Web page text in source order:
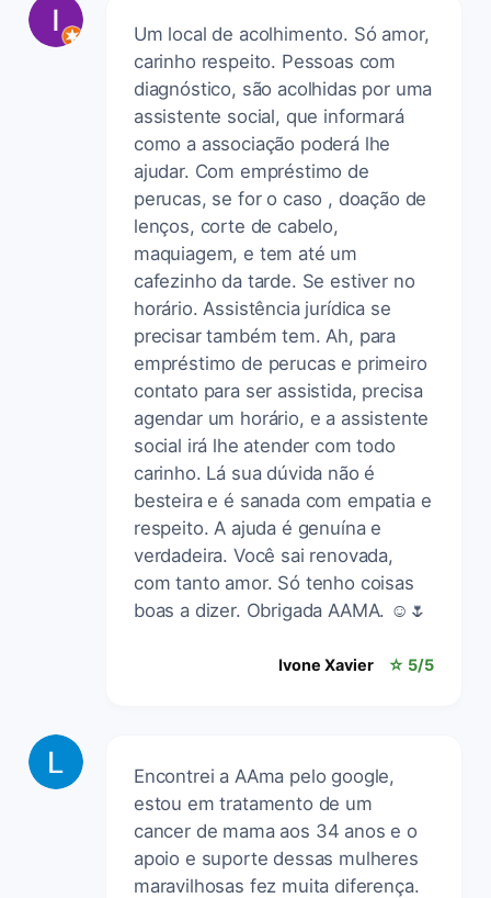
Um local de acolhimento. Só amor,
carinho respeito. Pessoas com
diagnóstico, são acolhidas por uma
assistente social, que informará
como a associação poderá lhe
ajudar. Com empréstimo de
perucas, se for o caso , doação de
lenços, corte de cabelo,
maquiagem, e tem até um
cafezinho da tarde. Se estiver no
horário. Assistência jurídica se
precisar também tem. Ah, para
empréstimo de perucas e primeiro
contato para ser assistida, precisa
agendar um horário, e a assistente
social irá lhe atender com todo
carinho. Lá sua dúvida não é
besteira e é sanada com empatia e
respeito. A ajuda é genuína e
verdadeira. Você sai renovada,
com tanto amor. Só tenho coisas
boas a dizer. Obrigada AAMA. ☺️🌷
Ivone Xavier ☆ 5/5
Encontrei a AAma pelo google,
estou em tratamento de um
cancer de mama aos 34 anos e o
apoio e suporte dessas mulheres
maravilhosas fez muita diferença.